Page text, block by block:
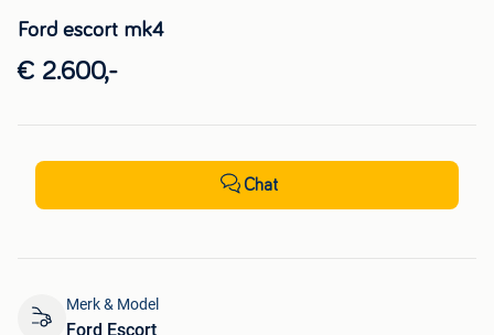
Merk & Model
Ford Escort
Ford escort mk4
€ 2.600,-
Chat